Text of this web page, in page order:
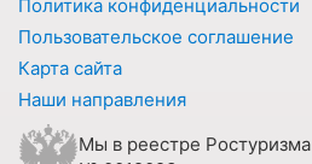
Политика конфиденциальности
Пользовательское соглашение
Карта сайта
Наши направления
Мы в реестре Ростуризма